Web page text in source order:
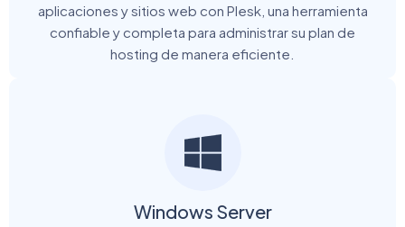
aplicaciones y sitios web con Plesk, una herramienta
confiable y completa para administrar su plan de
hosting de manera eficiente.
Windows Server